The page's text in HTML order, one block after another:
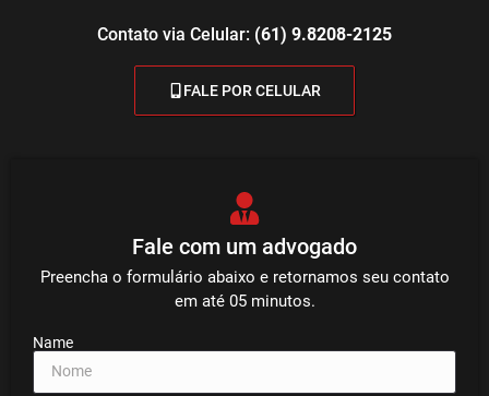
Contato via Celular: (61) 9.8208-2125
FALE POR CELULAR
Fale com um advogado
Preencha o formulário abaixo e retornamos seu contato
em até 05 minutos.
Name